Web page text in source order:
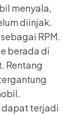
menyala,
diinjak.
RPM.
berada di
Rentang
dapat terjadi